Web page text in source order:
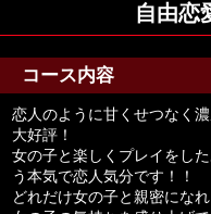
自由恋
コース内容
恋人のように甘くせつなく
大好評！
女の子と楽しくプレイをし
う本気で恋人気分です！！
どれだけ女の子と親密にな